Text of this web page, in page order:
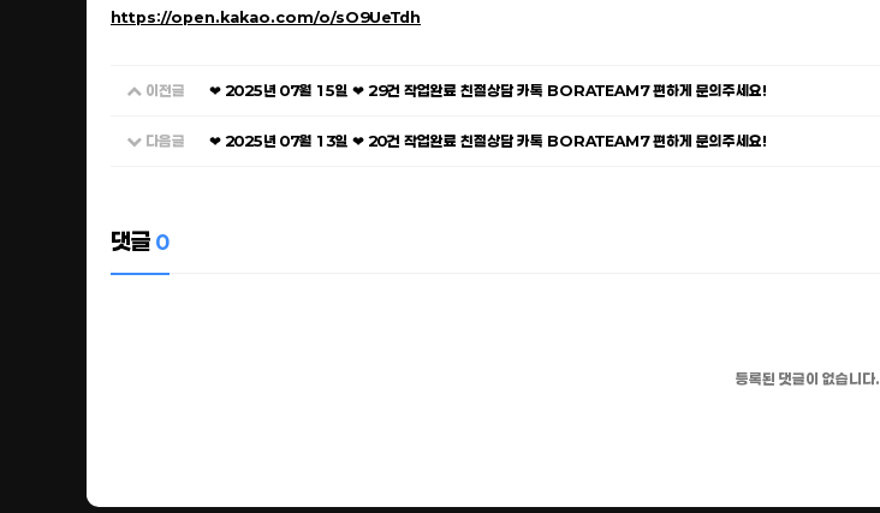
https://open.kakao.com/o/sO9UeTdh
이전글 ❤ 2025년 07월 15일 ❤ 29건 작업완료 친절상담 카톡 BORATEAM7 편하게 문의주세요!
다음글 ❤ 2025년 07월 13일 ❤ 20건 작업완료 친절상담 카톡 BORATEAM7 편하게 문의주세요!
댓글 0
등록된 댓글이 없습니다.